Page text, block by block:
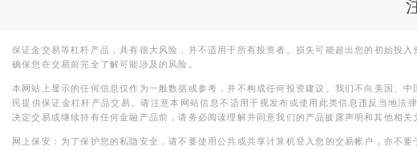
保证金交易等杠杆产品，具有很大风险，并不适用于所有投资者。损失可能超出您的初始投入
确保您在交易前完全了解可能涉及的风险。
本网站上显示的任何信息仅作为一般数据或参考，并不构成任何投资建议。我们不向美国、
民提供保证金杠杆产品交易。请注意本网站信息不适用于视发布或使用此类信息违反当地法
决定交易或继续持有任何金融产品前，请务必阅读理解并同意我们的产品披露声明和其他相关
网上保安：为了保护您的私隐安全，请不要使用公共或共享计算机登入您的交易帐户，亦不